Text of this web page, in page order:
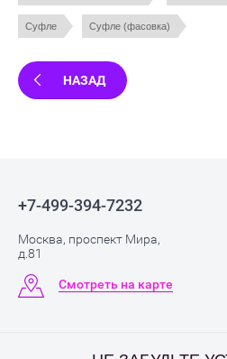
Суфле Суфле (фасовка)
НАЗАД
+7-499-394-7232
Москва, проспект Мира,
д.81
Смотреть на карте